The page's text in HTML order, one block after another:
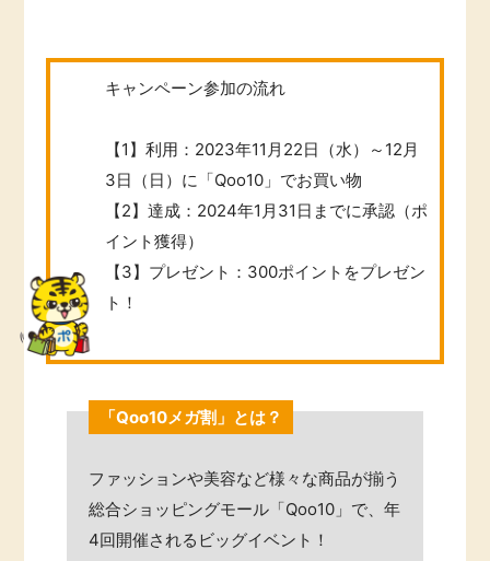
特集一覧
GMOポイ活の使い方
ヘルプセンター
キャンペーン参加の流れ
【1】利用：2023年11月22日（水）～12月
3日（日）に「Qoo10」でお買い物
【2】達成：2024年1月31日までに承認（ポ
イント獲得）
【3】プレゼント：300ポイントをプレゼン
ト！
「Qoo10メガ割」とは？
ファッションや美容など様々な商品が揃う
総合ショッピングモール「Qoo10」で、年
4回開催されるビッグイベント！